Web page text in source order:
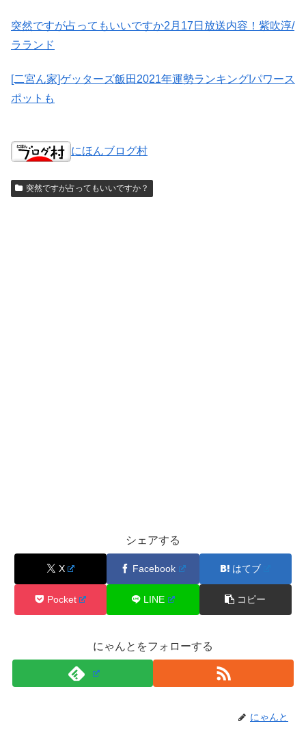
突然ですが占ってもいいですか2月17日放送内容！紫吹淳/
ラランド
[二宮ん家]ゲッターズ飯田2021年運勢ランキング!パワース
ポットも
にほんブログ村
突然ですが占ってもいいですか？
シェアする
X Facebook はてブ
Pocket LINE コピー
にゃんとをフォローする
にゃんと